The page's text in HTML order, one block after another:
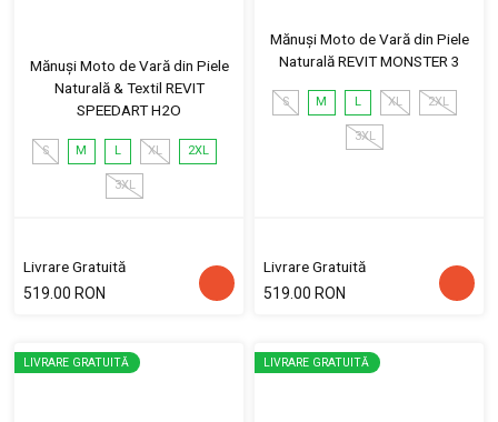
Mănuși Moto de Vară din Piele
Naturală & Textil REVIT
SPEEDART H2O
S M L XL 2XL
3XL
Livrare Gratuită
519.00 RON
Mănuși Moto de Vară din Piele
Naturală REVIT MONSTER 3
S M L XL 2XL
3XL
Livrare Gratuită
519.00 RON
LIVRARE GRATUITĂ LIVRARE GRATUITĂ